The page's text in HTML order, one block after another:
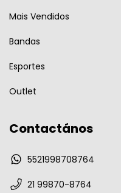
Mais Vendidos
Bandas
Esportes
Outlet
Contactános
5521998708764
21 99870-8764